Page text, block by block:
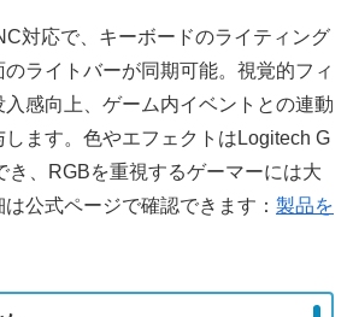
対応で、キーボードのライティング
ライトバーが同期可能。視覚的フィ
感向上、ゲーム内イベントとの連動
ます。色やエフェクトはLogitech G
き、RGBを重視するゲーマーには大
公式ページで確認できます： 製品を